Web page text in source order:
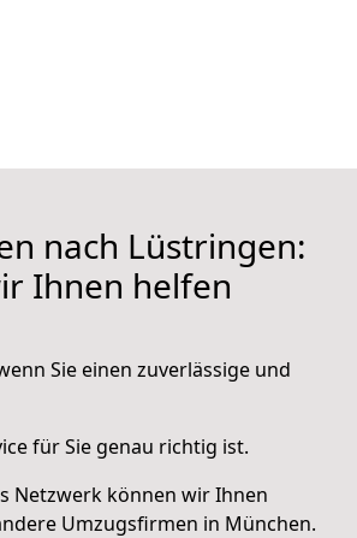
nach Lüstringen:
Ihnen helfen
Sie einen zuverlässige und
für Sie genau richtig ist.
Netzwerk können wir Ihnen
Umzugsfirmen in München.